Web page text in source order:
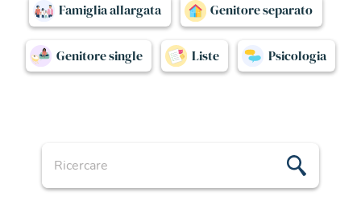
Famiglia allargata Genitore separato
Genitore single Liste Psicologia
Ricercare